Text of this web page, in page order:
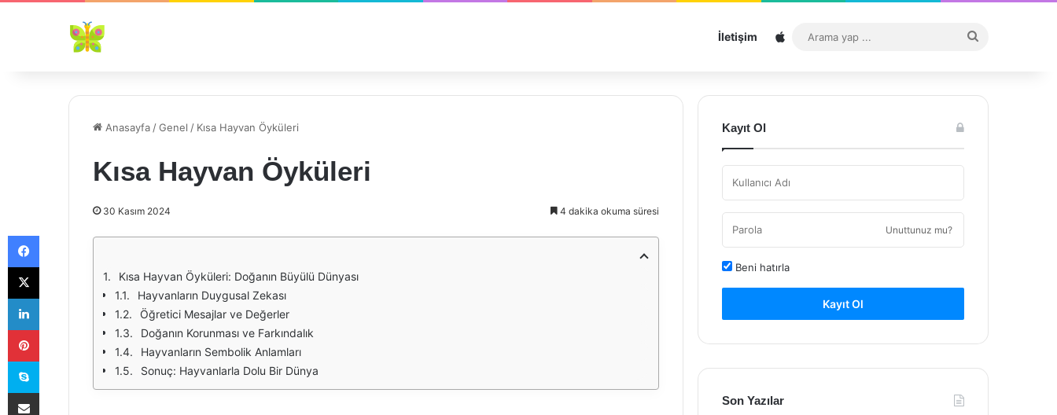
İletişim Sitemap
...
Anasayfa /Genel / Kısa Hayvan Öyküleri
Kısa Hayvan Öyküleri
30 Kasım 2024 4 dakika okuma süresi
Kısa Hayvan Öyküleri: Doğanın Büyülü Dünyası
Hayvanların Duygusal Zekası
Öğretici Mesajlar ve Değerler
Doğanın Korunması ve Farkındalık
Hayvanların Sembolik Anlamları
Sonuç: Hayvanlarla Dolu Bir Dünya
Kayıt Ol
Unuttunuz mu?
Beni hatırla
Kayıt Ol
Son Yazılar
Facebook
X
LinkedIn
Pinterest
Skype
E-Posta ile paylaş